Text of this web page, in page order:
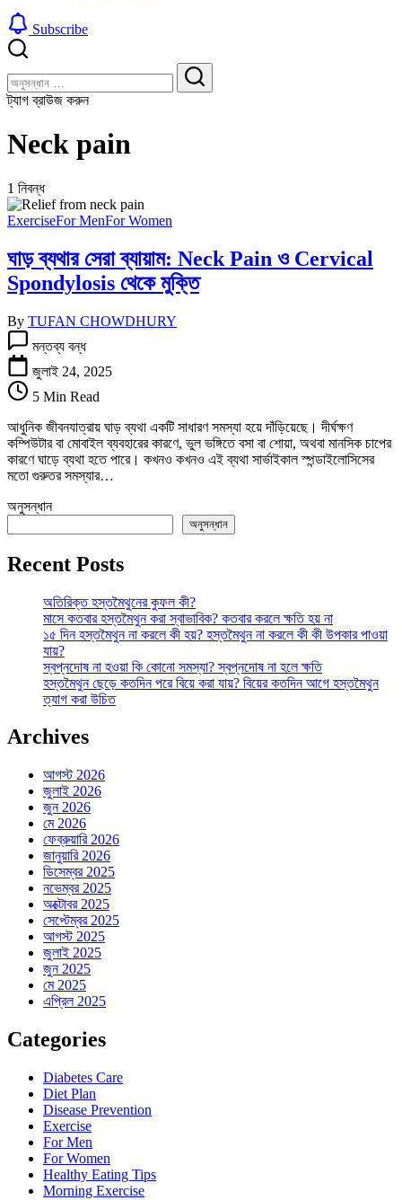
Subscribe
করুন
খুঁজুন
খুঁজুন
ট্যাগ ব্রাউজ করুন
Neck pain
1 নিবন্ধ
ExerciseFor MenFor Women
ঘাড় ব্যথার সেরা ব্যায়াম: Neck Pain ও Cervical
Spondylosis থেকে মুক্তি
By TUFAN CHOWDHURY
ব্যথার
সেরা
ব্যায়াম:
Neck
Pain
ও
Cervical
Spondylosis
থেকে
মুক্তি
তে
মন্তব্য বন্ধ
জুলাই 24, 2025
5 Min Read
আধুনিক জীবনযাত্রায় ঘাড় ব্যথা একটি সাধারণ সমস্যা হয়ে দাঁড়িয়েছে। দীর্ঘক্ষণ
কম্পিউটার বা মোবাইল ব্যবহারের কারণে, ভুল ভঙ্গিতে বসা বা শোয়া, অথবা মানসিক চাপের
কারণে ঘাড়ে ব্যথা হতে পারে। কখনও কখনও এই ব্যথা সার্ভাইকাল স্পন্ডাইলোসিসের
মতো গুরুতর সমস্যার…
অনুসন্ধান
অনুসন্ধান
Recent Posts
অতিরিক্ত হস্তমৈথুনের কুফল কী?
মাসে কতবার হস্তমৈথুন করা স্বাভাবিক? কতবার করলে ক্ষতি হয় না
১৫ দিন হস্তমৈথুন না করলে কী হয়? হস্তমৈথুন না করলে কী কী উপকার পাওয়া
যায়?
স্বপ্নদোষ না হওয়া কি কোনো সমস্যা? স্বপ্নদোষ না হলে ক্ষতি
হস্তমৈথুন ছেড়ে কতদিন পরে বিয়ে করা যায়? বিয়ের কতদিন আগে হস্তমৈথুন
ত্যাগ করা উচিত
Archives
আগস্ট 2026
জুলাই 2026
জুন 2026
মে 2026
ফেব্রুয়ারি 2026
জানুয়ারি 2026
ডিসেম্বর 2025
নভেম্বর 2025
অক্টোবর 2025
সেপ্টেম্বর 2025
আগস্ট 2025
জুলাই 2025
জুন 2025
মে 2025
এপ্রিল 2025
Categories
Diabetes Care
Diet Plan
Disease Prevention
Exercise
For Men
For Women
Healthy Eating Tips
Morning Exercise